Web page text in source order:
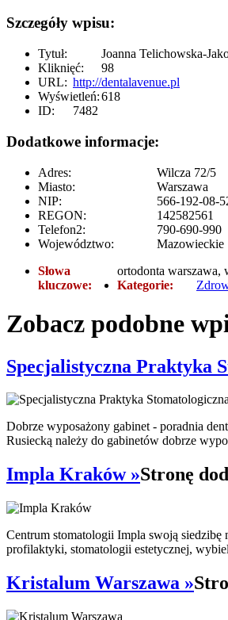
Szczegóły wpisu:
Tytuł:
Joanna Telichowska-
Kliknięć:
98
URL: http://dentalavenue.pl
Wyświetleń:618
ID:
7482
Dodatkowe informacje:
Adres:
Wilcza 72/5
Miasto:
Warszawa
NIP:
566-192-08-
REGON:
142582561
Telefon2:
790-690-990
Województwo:
Mazowieckie
Słowa
kluczowe:
ortodonta warszawa,
Kategorie:
Zobacz podobne
Specjalistyczna Praktyka
Dobrze wyposażony gabinet - poradnia
Rusiecką należy do gabinetów dobrze
Impla Kraków »Stronę
Centrum stomatologii Impla swoją
profilaktyki, stomatologii estetycznej,
Kristalum Warszawa »